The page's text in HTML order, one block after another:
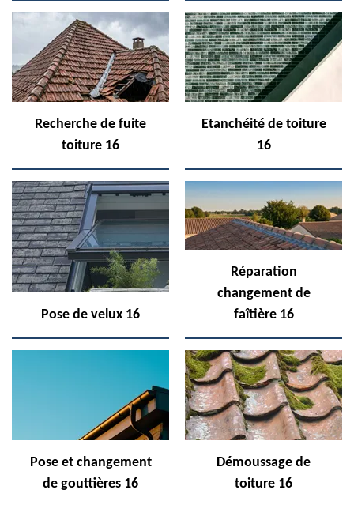
Recherche de fuite
toiture 16
Etanchéité de toiture
16
Pose de velux 16
Réparation
changement de
faîtière 16
Pose et changement
de gouttières 16
Démoussage de
toiture 16